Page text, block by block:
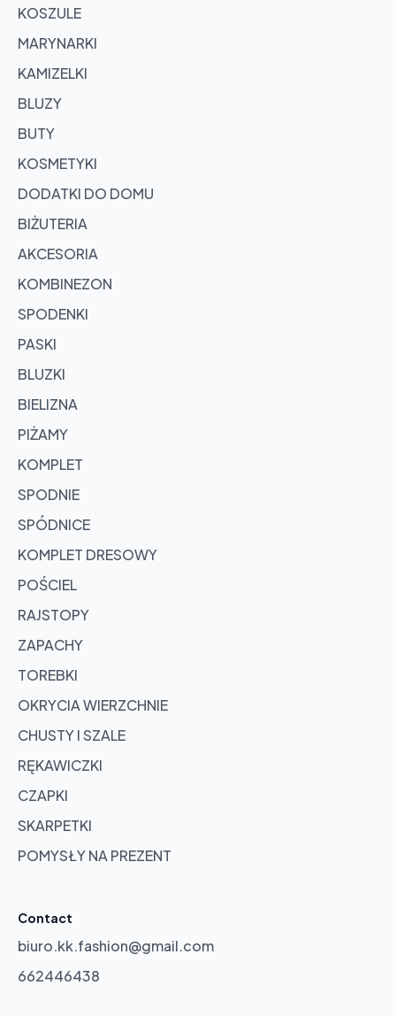
KOSZULE
MARYNARKI
KAMIZELKI
BLUZY
BUTY
KOSMETYKI
DODATKI DO DOMU
BIŻUTERIA
AKCESORIA
KOMBINEZON
SPODENKI
PASKI
BLUZKI
BIELIZNA
PIŻAMY
KOMPLET
SPODNIE
SPÓDNICE
KOMPLET DRESOWY
POŚCIEL
RAJSTOPY
ZAPACHY
TOREBKI
OKRYCIA WIERZCHNIE
CHUSTY I SZALE
RĘKAWICZKI
CZAPKI
SKARPETKI
POMYSŁY NA PREZENT
Contact
biuro.kk.fashion@gmail.com
662446438